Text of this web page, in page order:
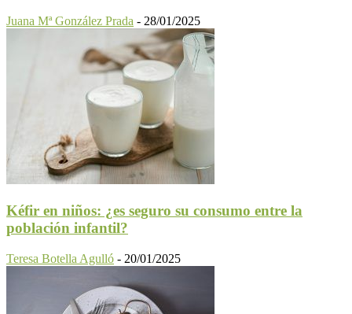
Juana Mª González Prada - 28/01/2025
Kéfir en niños: ¿es seguro su consumo entre la
población infantil?
Teresa Botella Agulló - 20/01/2025